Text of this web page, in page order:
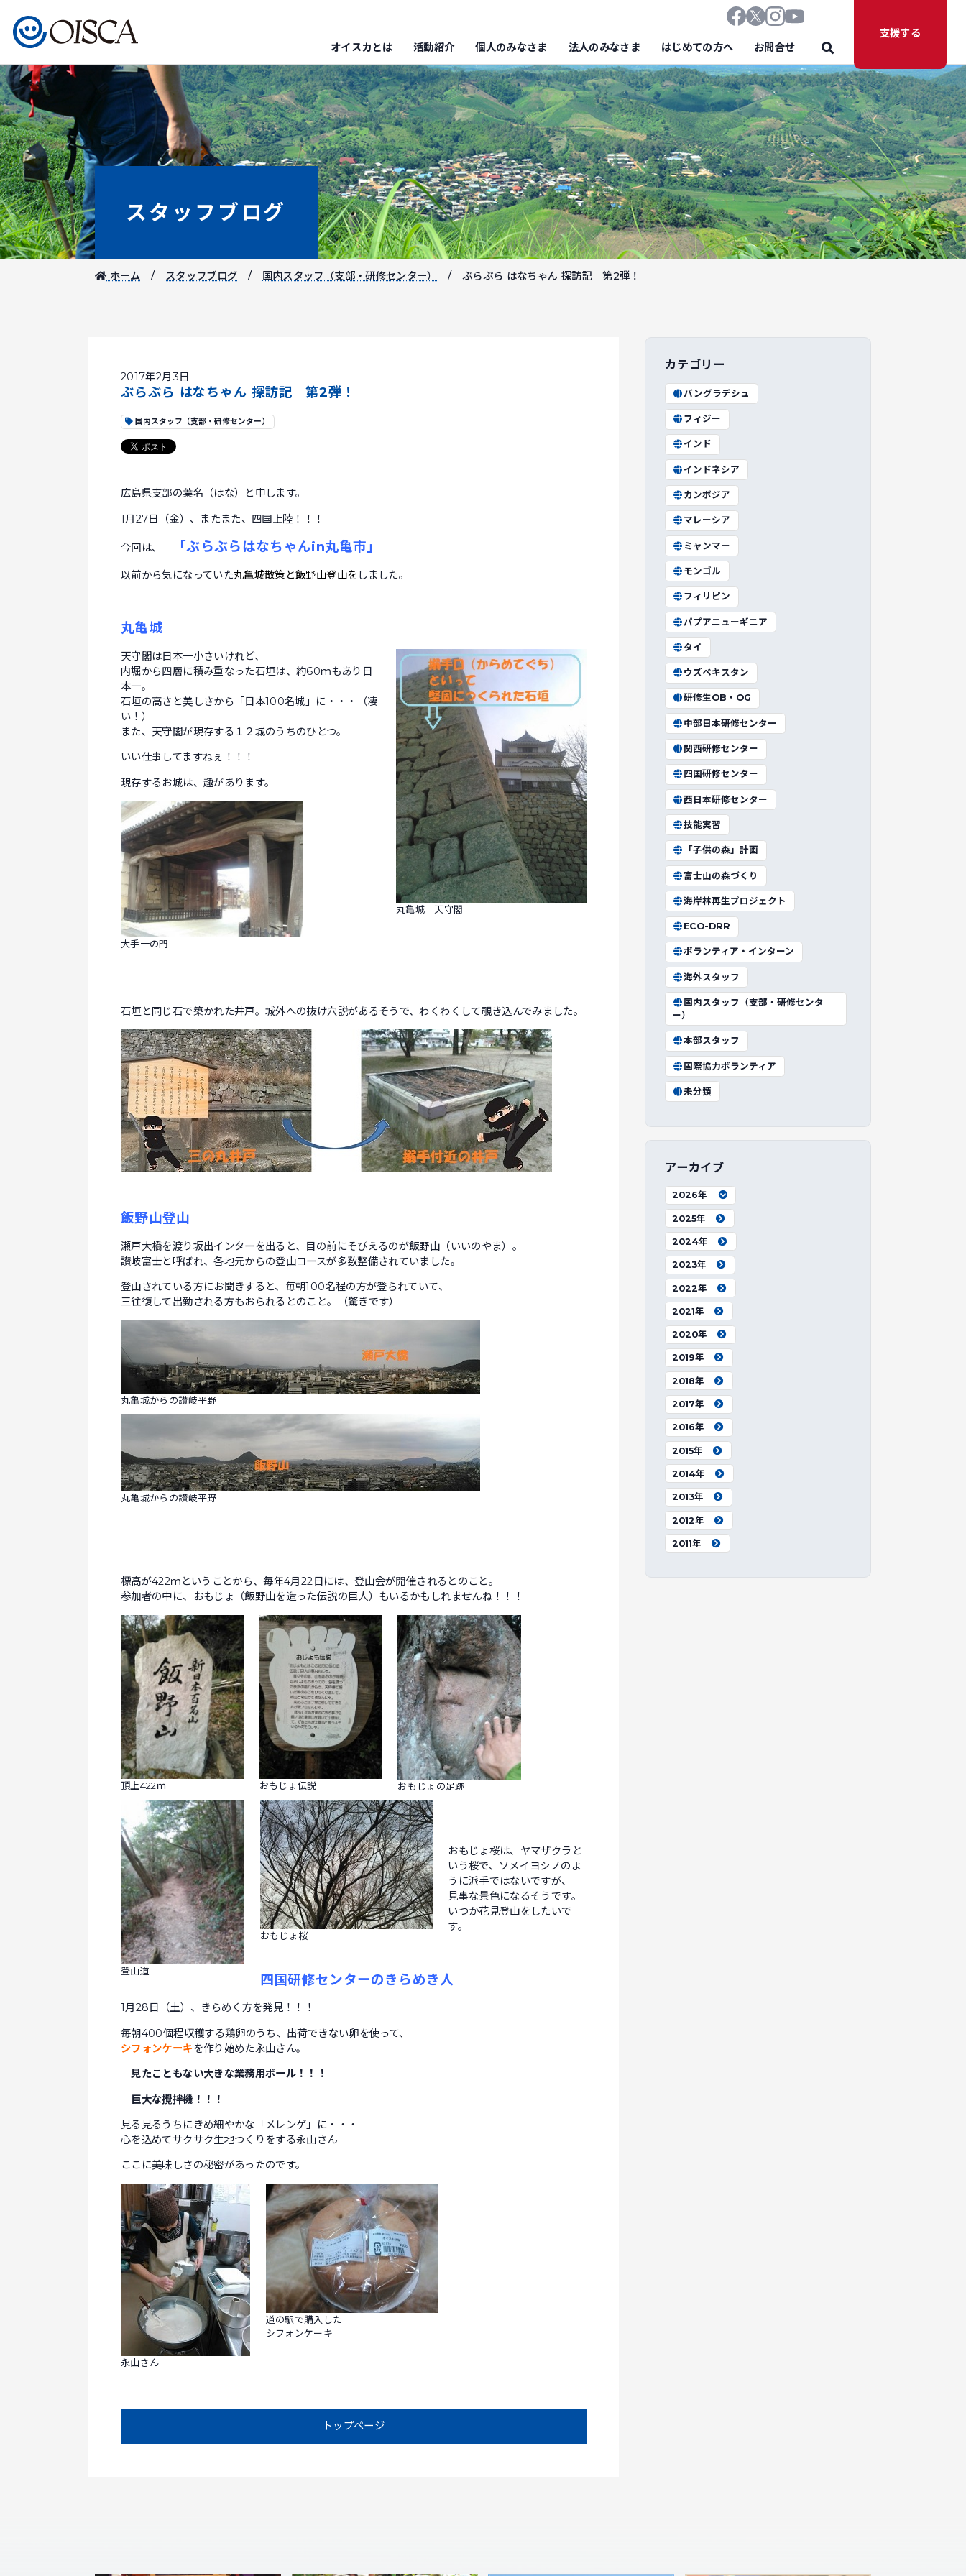
オイスカとは 活動紹介 個人のみなさま 法人のみなさま はじめての方へ お問合せ
支援する
スタッフブログ
ホーム スタッフブログ 国内スタッフ（支部・研修センター） ぶらぶら はなちゃん 探訪記 第2弾！
2017年2月3日
ぶらぶら はなちゃん 探訪記 第2弾！
国内スタッフ（支部・研修センター）
広島県支部の葉名（はな）と申します。
1月27日（金）、またまた、四国上陸！！！
今回は、 「ぶらぶらはなちゃんin丸亀市」
以前から気になっていた丸亀城散策と飯野山登山を しました。
丸亀城
丸亀城 天守閣
天守閣は日本一小さいけれど、
内堀から四層に積み重なった石垣は、約60ｍもあり日
本一。
石垣の高さと美しさから「日本100名城」に・・・（凄
い！）
また、天守閣が現存する１２城のうちのひとつ。
いい仕事してますねぇ！！！
現存するお城は、趣があります。
大手一の門
石垣と同じ石で築かれた井戸。城外への抜け穴説があるそうで、わくわくして覗き込んでみました。
飯野山登山
瀬戸大橋を渡り坂出インターを出ると、目の前にそびえるのが飯野山（いいのやま）。
讃岐富士と呼ばれ、各地元からの登山コースが多数整備されていました。
登山されている方にお聞きすると、毎朝100名程の方が登られていて、
三往復して出勤される方もおられるとのこと。（驚きです）
丸亀城からの讃岐平野
丸亀城からの讃岐平野
標高が422ｍということから、毎年4月22日には、登山会が開催されるとのこと。
参加者の中に、おもじょ（飯野山を造った伝説の巨人）もいるかもしれませんね！！！
頂上422ｍ おもじょ伝説 おもじょの足跡
登山道
おもじょ桜
おもじょ桜は、ヤマザクラと
いう桜で、ソメイヨシノのよ
うに派手ではないですが、
見事な景色になるそうです。
いつか花見登山をしたいで
す。
四国研修センターのきらめき人
1月28日（土）、きらめく方を発見！！！
毎朝400個程収穫する鶏卵のうち、出荷できない卵を使って、
シフォンケーキ を作り始めた永山さん。
見たこともない大きな業務用ボール！！！
巨大な攪拌機！！！
見る見るうちにきめ細やかな「メレンゲ」に・・・
心を込めてサクサク生地つくりをする永山さん
ここに美味しさの秘密があったのです。
永山さん
道の駅で購入した
シフォンケーキ
トップページ
カテゴリー
バングラデシュ
フィジー
インド
インドネシア
カンボジア
マレーシア
ミャンマー
モンゴル
フィリピン
パプアニューギニア
タイ
ウズベキスタン
研修生OB・OG
中部日本研修センター
関西研修センター
四国研修センター
西日本研修センター
技能実習
「子供の森」計画
富士山の森づくり
海岸林再生プロジェクト
ECO-DRR
ボランティア・インターン
海外スタッフ
国内スタッフ（支部・研修センタ
ー）
本部スタッフ
国際協力ボランティア
未分類
アーカイブ
2026年
2025年
2024年
2023年
2022年
2021年
2020年
2019年
2018年
2017年
2016年
2015年
2014年
2013年
2012年
2011年